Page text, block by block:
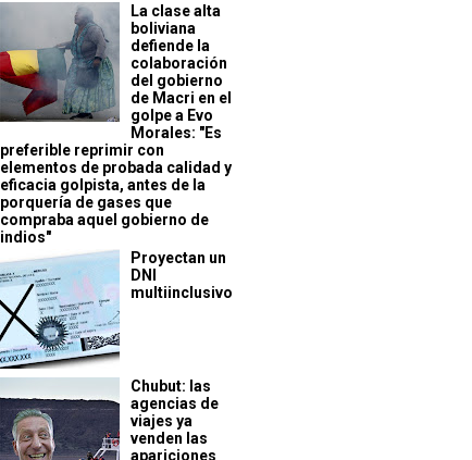
La clase alta
boliviana
defiende la
colaboración
del gobierno
de Macri en el
golpe a Evo
Morales: "Es
preferible reprimir con
elementos de probada calidad y
eficacia golpista, antes de la
porquería de gases que
compraba aquel gobierno de
indios"
Proyectan un
DNI
multiinclusivo
Chubut: las
agencias de
viajes ya
venden las
apariciones